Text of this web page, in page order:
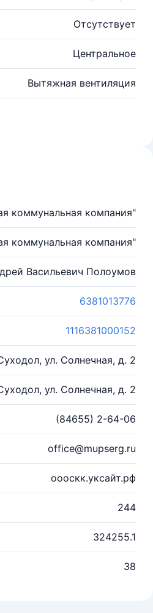
Отсутствует
Центральное
Вытяжная вентиляция
коммунальная компания"
коммунальная компания"
Васильевич Полоумов
6381013776
1116381000152
ул. Солнечная, д. 2
ул. Солнечная, д. 2
(84655) 2-64-06
office@mupserg.ru
оооскк.уксайт.рф
244
324255.1
38